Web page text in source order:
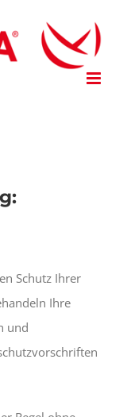
Schutz Ihrer
Ihre
und